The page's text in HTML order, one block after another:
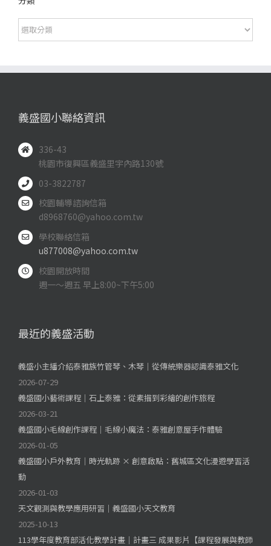
分
類
義盛國小聯絡資訊
336-43
桃園市復興區義盛里宇內路130號
03-3822787
校園輔導諮詢信箱
d8968760@yahoo.com.tw
學校聯絡信箱
u877008@yahoo.com.tw
校園開放時間
週一～週五 早上8:00~下午5:00
最近的義盛活動
義盛小主播介紹泰雅族竹管琴、木琴｜從傳統樂器認識泰雅文化
2026-07-29
義盛國小藝術課程｜石上泰雅：從素描到彩繪的創作旅程
2026-03-21
義盛國小毛線創作課程｜毛線小魔法：泰雅創意屋手作體驗
2026-01-05
義盛國小戶外教育｜時光軌跡 × 創意啟點：舊城區文化漫遊學習活
動
2026-01-03
天文觀測與教學應用研習｜義盛國小天文教育
2025-10-13
113學年度教育部活化教學計畫｜計畫三 成果影片【課程發展與教師